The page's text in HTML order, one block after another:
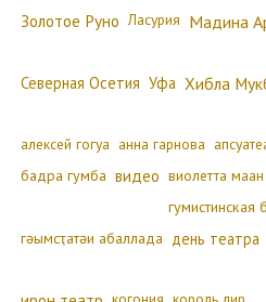
Золотое Руно Ласурия Мадина
Северная Осетия Уфа Хибла
алексей гогуа анна гарнова
бадра гумба видео виолетта маан
гумистинская
гәымсҭатәи абаллада день театра